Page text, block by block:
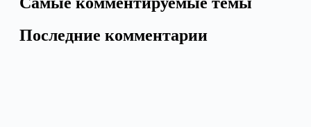
Последние комментарии